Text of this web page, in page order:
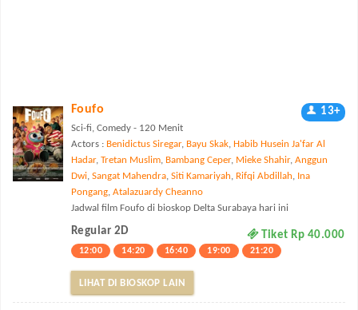
Foufo 13+
Sci-fi, Comedy - 120 Menit
Actors : Benidictus Siregar, Bayu Skak, Habib Husein Ja'far Al
Hadar, Tretan Muslim, Bambang Ceper, Mieke Shahir, Anggun
Dwi, Sangat Mahendra, Siti Kamariyah, Rifqi Abdillah, Ina
Pongang, Atalazuardy Cheanno
Jadwal film Foufo di bioskop Delta Surabaya hari ini
Regular 2D Tiket Rp 40.000
12:00 14:20 16:40 19:00 21:20
LIHAT DI BIOSKOP LAIN